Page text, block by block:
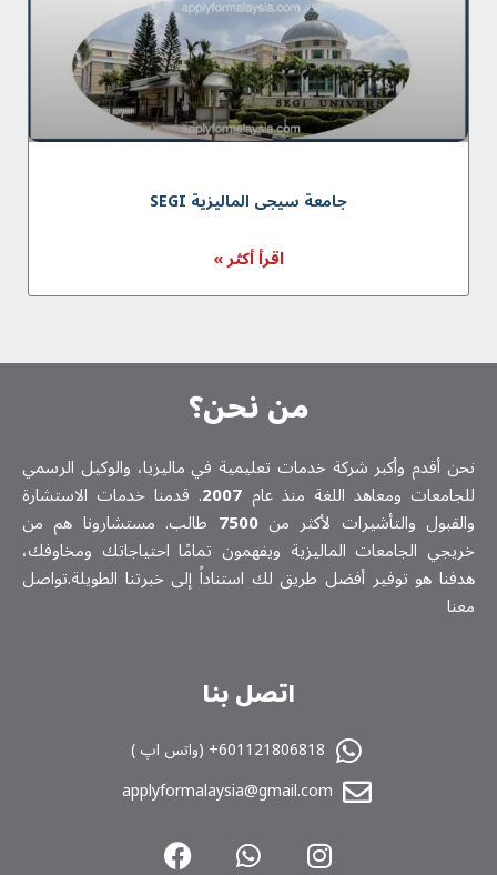
جامعة سیجی المالیزیة SEGI
اقرأ أكثر »
من نحن؟
نحن أقدم وأكبر شركة خدمات تعلیمیة في ماليزيا، والوكيل الرسمي
للجامعات ومعاهد اللغة منذ عام 2007. قدمنا خدمات الاستشارة
والقبول والتأشيرات لأكثر من7500 طالب. مستشارونا هم من
خريجي الجامعات الماليزية ويفهمون تمامًا احتياجاتك ومخاوفك،
هدفنا هو توفير أفضل طريق لك استناداً إلى خبرتنا الطويلة.تواصل
معنا
اتصل بنا
601121806818+ (واتس اپ )
applyformalaysia@gmail.com